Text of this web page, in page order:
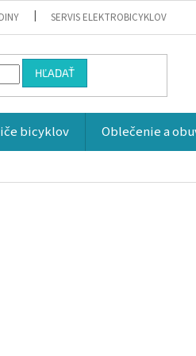
SERVIS ELEKTROBICYKLOV
HĽADAŤ
bicyklov Oblečenie a